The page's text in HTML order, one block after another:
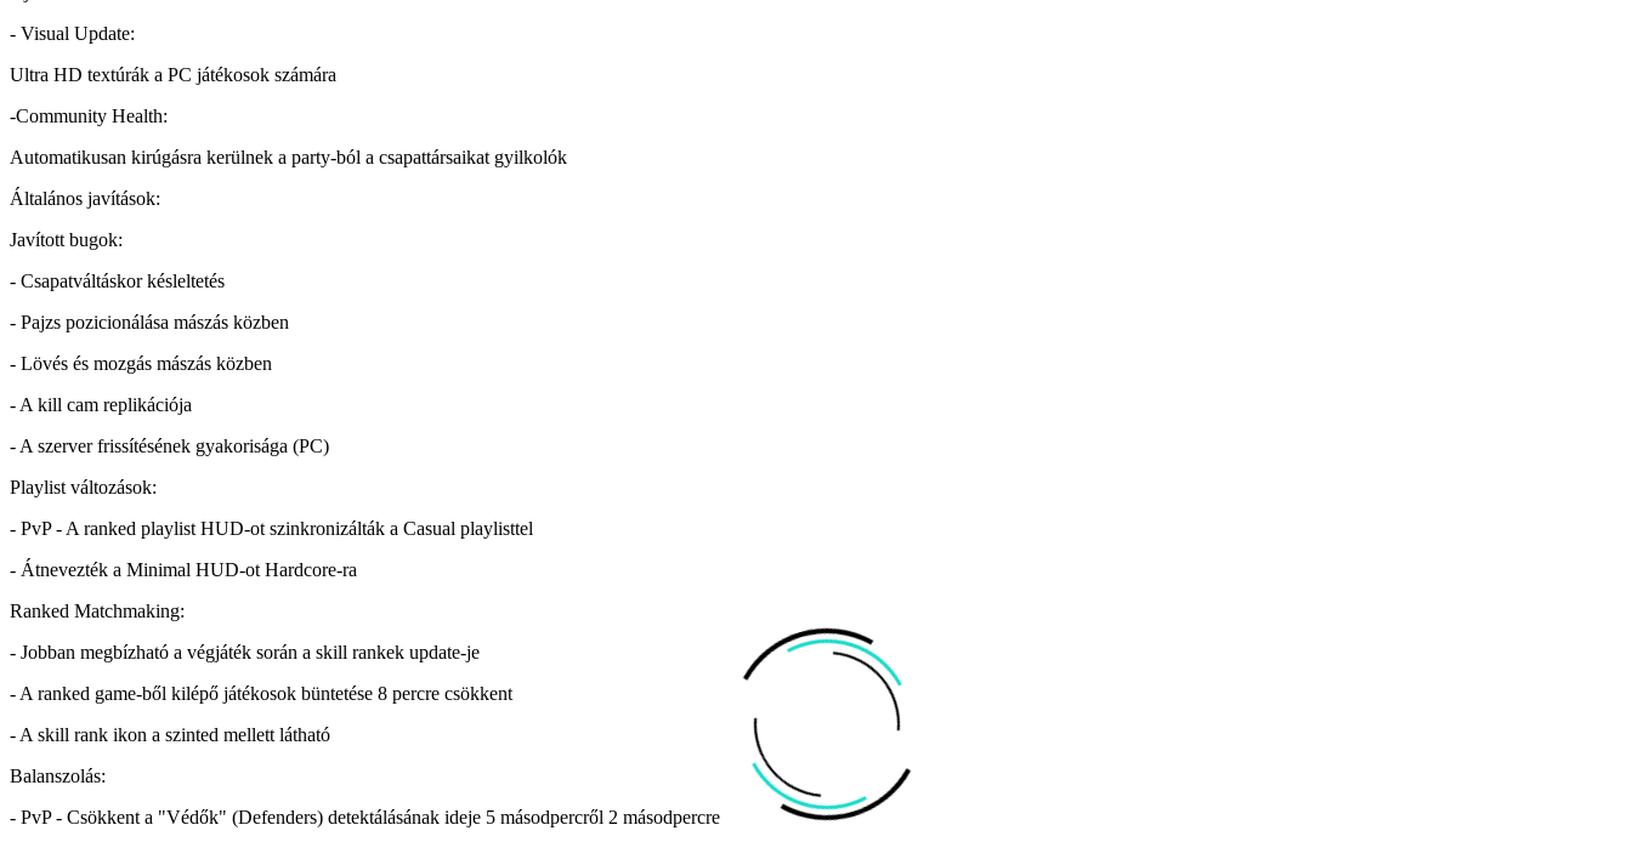
- Visual Update:
Ultra HD textúrák a PC játékosok számára
-Community Health:
Automatikusan kirúgásra kerülnek a party-ból a csapattársaikat gyilkolók
Általános javítások:
Javított bugok:
- Csapatváltáskor késleltetés
- Pajzs pozicionálása mászás közben
- Lövés és mozgás mászás közben
- A kill cam replikációja
- A szerver frissítésének gyakorisága (PC)
Playlist változások:
- PvP - A ranked playlist HUD-ot szinkronizálták a Casual playlisttel
- Átnevezték a Minimal HUD-ot Hardcore-ra
Ranked Matchmaking:
- Jobban megbízható a végjáték során a skill rankek update-je
- A ranked game-ből kilépő játékosok büntetése 8 percre csökkent
- A skill rank ikon a szinted mellett látható
Balanszolás:
- PvP - Csökkent a "Védők" (Defenders) detektálásának ideje 5 másodpercről 2 másodpercre